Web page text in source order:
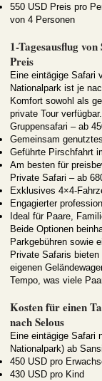
550 USD Preis pro
von 4 Personen
1-Tagesausflug
Preis
Eine eintägige Safari
Nationalpark ist je
Komfort sowohl als
private Tour verfügbar.
Gruppensafari – ab
Gemeinsam
Geführte Pirschfahrt
Am besten für
Private Safari – ab
Exklusives 4×4-
Engagierter
Ideal für Paare,
Beide Optionen
Parkgebühren sowie
Private Safaris
eigenen
Tempo, was viele
Kosten für einen
nach Selous
Eine eintägige Safari
Nationalpark) ab
450 USD pro
430 USD pro Kind